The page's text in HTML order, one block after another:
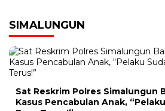
SIMALUNGUN
Sat Reskrim Polres Simalungun
Kasus Pencabulan Anak,